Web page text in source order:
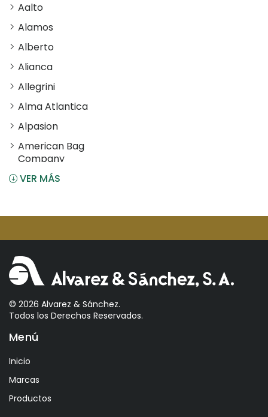
Aalto
Alamos
Alberto
Alianca
Allegrini
Alma Atlantica
Alpasion
American Bag
Company
Angostura
Aperol
Arcos
Areparepa
Argensun
Astrales
Avelina
Ayala
Azevedo
Bacalarico
Badia
VER MÁS
© 2026 Alvarez & Sánchez.
Todos los Derechos Reservados.
Menú
Inicio
Marcas
Productos